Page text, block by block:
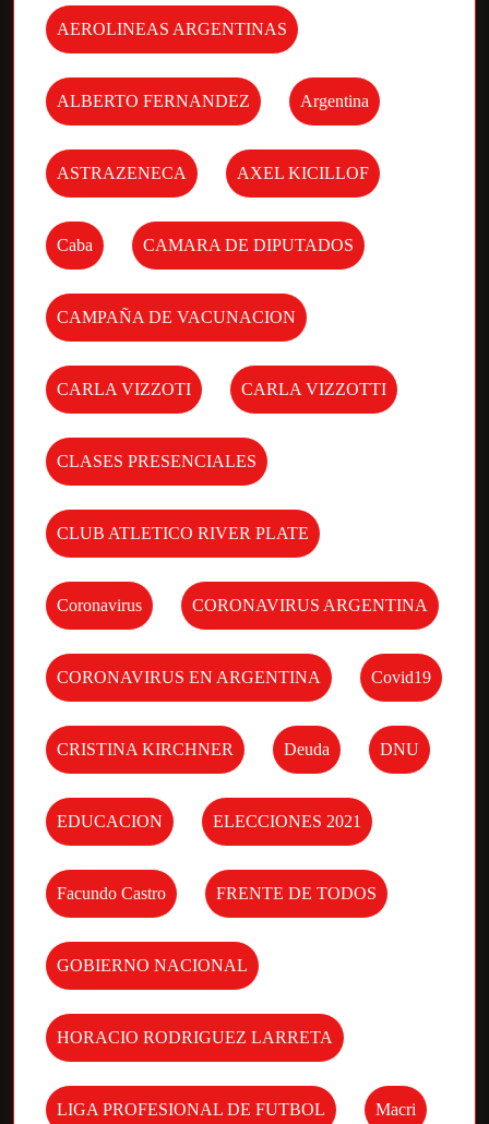
AEROLINEAS ARGENTINAS
ALBERTO FERNANDEZ Argentina
ASTRAZENECA AXEL KICILLOF
Caba CAMARA DE DIPUTADOS
CAMPAÑA DE VACUNACION
CARLA VIZZOTI CARLA VIZZOTTI
CLASES PRESENCIALES
CLUB ATLETICO RIVER PLATE
Coronavirus CORONAVIRUS ARGENTINA
CORONAVIRUS EN ARGENTINA Covid19
CRISTINA KIRCHNER Deuda DNU
EDUCACION ELECCIONES 2021
Facundo Castro FRENTE DE TODOS
GOBIERNO NACIONAL
HORACIO RODRIGUEZ LARRETA
LIGA PROFESIONAL DE FUTBOL Macri